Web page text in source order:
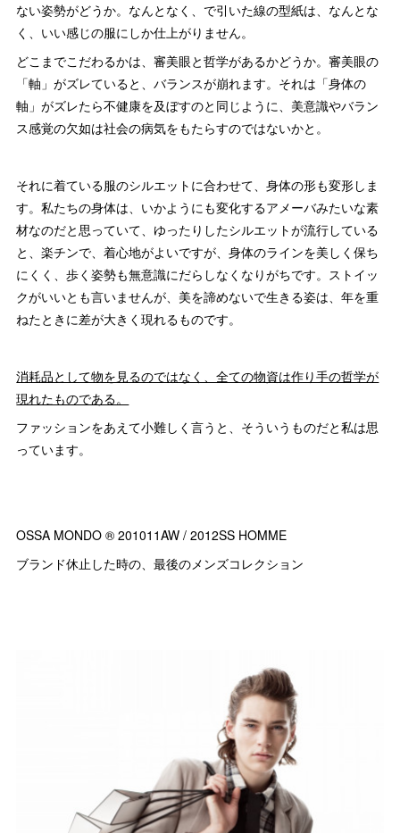
ない姿勢がどうか。なんとなく、で引いた線の型紙は、なんとな
く、いい感じの服にしか仕上がりません。
どこまでこだわるかは、審美眼と哲学があるかどうか。審美眼の
「軸」がズレていると、バランスが崩れます。それは「身体の
軸」がズレたら不健康を及ぼすのと同じように、美意識やバラン
ス感覚の欠如は社会の病気をもたらすのではないかと。
それに着ている服のシルエットに合わせて、身体の形も変形しま
す。私たちの身体は、いかようにも変化するアメーバみたいな素
材なのだと思っていて、ゆったりしたシルエットが流行している
と、楽チンで、着心地がよいですが、身体のラインを美しく保ち
にくく、歩く姿勢も無意識にだらしなくなりがちです。ストイッ
クがいいとも言いませんが、美を諦めないで生きる姿は、年を重
ねたときに差が大きく現れるものです。
消耗品として物を見るのではなく、全ての物資は作り手の哲学が
現れたものである。
ファッションをあえて小難しく言うと、そういうものだと私は思
っています。
OSSA MONDO ®︎ 201011AW / 2012SS HOMME
ブランド休止した時の、最後のメンズコレクション